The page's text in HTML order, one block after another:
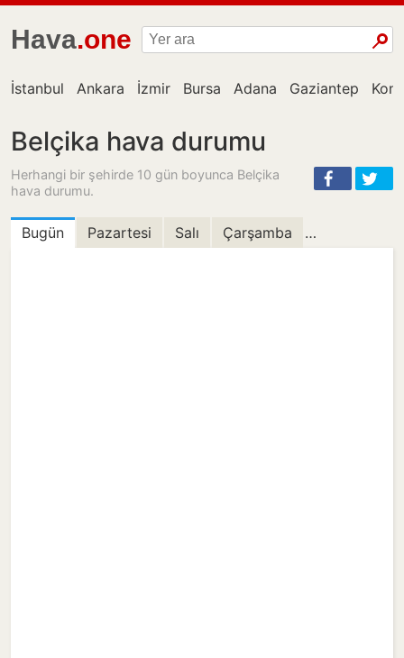
Hava.one
İstanbul Ankara İzmir Bursa Adana Gaziantep
Belçika hava durumu
Herhangi bir şehirde 10 gün boyunca Belçika
hava durumu.
Bugün Pazartesi Salı Çarşamba